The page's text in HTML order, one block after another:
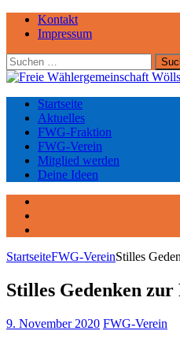
Kontakt
Impressum
Suchen
nach:
Startseite
Aktuelles
FWG-Fraktion
FWG-Verein
Mitglied werden
Deine Ideen
StartseiteFWG-VereinStilles
Stilles Gedenken
9. November 2020 FWG-Verein